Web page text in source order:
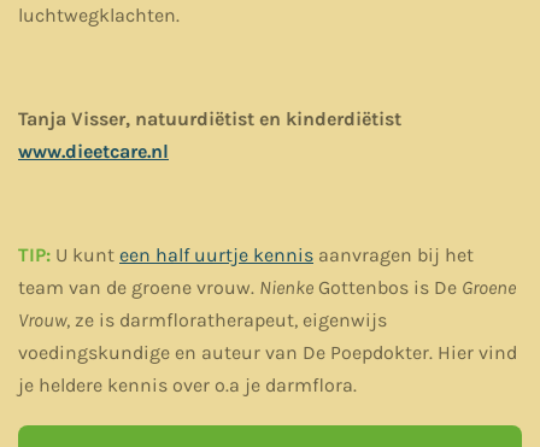
luchtwegklachten.
Tanja Visser, natuurdiëtist en kinderdiëtist
www.dieetcare.nl
TIP: U kunt een half uurtje kennis aanvragen bij het
team van de groene vrouw. Nienke Gottenbos is De Groene
Vrouw, ze is darmfloratherapeut, eigenwijs
voedingskundige en auteur van De Poepdokter. Hier vind
je heldere kennis over o.a je darmflora.